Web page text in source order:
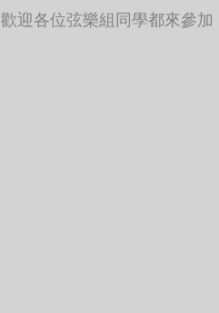
歡迎各位弦樂組同學都來參